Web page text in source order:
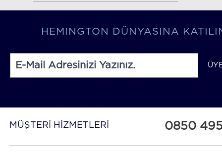
HEMINGTON DÜNYASINA
MÜŞTERİ HİZMETLERİ 0850